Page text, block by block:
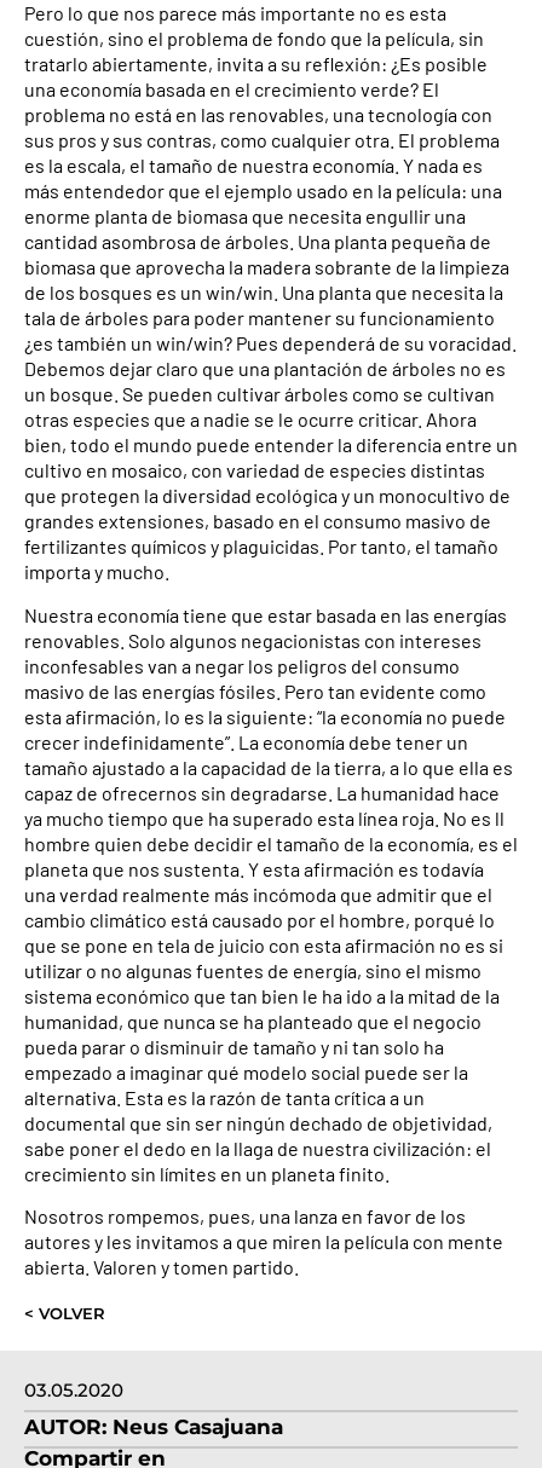
03.05.2020
AUTOR: Neus Casajuana
Compartir en
Pero lo que nos parece más importante no es esta
cuestión, sino el problema de fondo que la película, sin
tratarlo abiertamente, invita a su reflexión: ¿Es posible
una economía basada en el crecimiento verde? El
problema no está en las renovables, una tecnología con
sus pros y sus contras, como cualquier otra. El problema
es la escala, el tamaño de nuestra economía. Y nada es
más entendedor que el ejemplo usado en la película: una
enorme planta de biomasa que necesita engullir una
cantidad asombrosa de árboles. Una planta pequeña de
biomasa que aprovecha la madera sobrante de la limpieza
de los bosques es un win/win. Una planta que necesita la
tala de árboles para poder mantener su funcionamiento
¿es también un win/win? Pues dependerá de su voracidad.
Debemos dejar claro que una plantación de árboles no es
un bosque. Se pueden cultivar árboles como se cultivan
otras especies que a nadie se le ocurre criticar. Ahora
bien, todo el mundo puede entender la diferencia entre un
cultivo en mosaico, con variedad de especies distintas
que protegen la diversidad ecológica y un monocultivo de
grandes extensiones, basado en el consumo masivo de
fertilizantes químicos y plaguicidas. Por tanto, el tamaño
importa y mucho.
Nuestra economía tiene que estar basada en las energías
renovables. Solo algunos negacionistas con intereses
inconfesables van a negar los peligros del consumo
masivo de las energías fósiles. Pero tan evidente como
esta afirmación, lo es la siguiente: “la economía no puede
crecer indefinidamente”. La economía debe tener un
tamaño ajustado a la capacidad de la tierra, a lo que ella es
capaz de ofrecernos sin degradarse. La humanidad hace
ya mucho tiempo que ha superado esta línea roja. No es ll
hombre quien debe decidir el tamaño de la economía, es el
planeta que nos sustenta. Y esta afirmación es todavía
una verdad realmente más incómoda que admitir que el
cambio climático está causado por el hombre, porqué lo
que se pone en tela de juicio con esta afirmación no es si
utilizar o no algunas fuentes de energía, sino el mismo
sistema económico que tan bien le ha ido a la mitad de la
humanidad, que nunca se ha planteado que el negocio
pueda parar o disminuir de tamaño y ni tan solo ha
empezado a imaginar qué modelo social puede ser la
alternativa. Esta es la razón de tanta crítica a un
documental que sin ser ningún dechado de objetividad,
sabe poner el dedo en la llaga de nuestra civilización: el
crecimiento sin límites en un planeta finito.
Nosotros rompemos, pues, una lanza en favor de los
autores y les invitamos a que miren la película con mente
abierta. Valoren y tomen partido.
< VOLVER